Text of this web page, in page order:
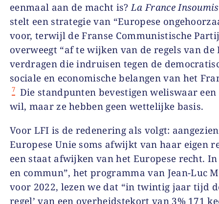
eenmaal aan de macht is?La France
stelt een strategie van “Europese
voor, terwijl de Franse Communistische
overweegt “af te wijken van de regels van de
verdragen die indruisen tegen de
sociale en economische belangen van het
7 Die standpunten bevestigen weliswaar
wil, maar ze hebben geen wettelijke basis.
Voor LFI is de redenering als volgt:
Europese Unie soms afwijkt van haar eigen
een staat afwijken van het Europese recht. In
en commun”, het programma van Jean-Luc
voor 2022, lezen we dat “in twintig jaar tijd
regel’ van een overheidstekort van 3% 171